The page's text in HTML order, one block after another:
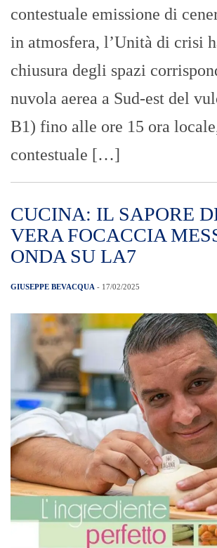
contestuale emissione di
in atmosfera, l’Unità di crisi
chiusura degli spazi
nuvola aerea a Sud-est del
B1) fino alle ore 15 ora
contestuale […]
CUCINA: IL SAPORE
VERA FOCACCIA
ONDA SU LA7
GIUSEPPE BEVACQUA - 17/02/2025